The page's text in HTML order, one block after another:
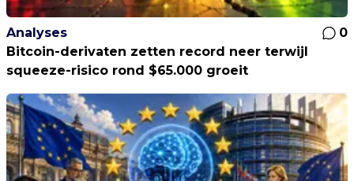
Analyses
0
Bitcoin-derivaten zetten record neer terwijl
squeeze-risico rond $65.000 groeit